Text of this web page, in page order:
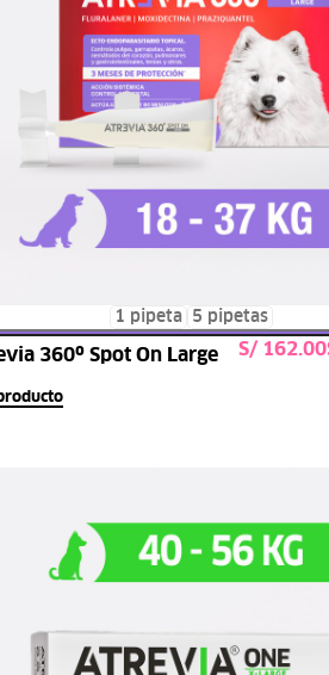
1 pipeta 5 pipetas
360º Spot On Large S/